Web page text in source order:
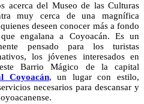
acerca del Museo de las Culturas
muy cerca de una magnífica
deseen conocer más a fondo
engalana a Coyoacán. Es un
pensado para los turistas
los jóvenes interesados en
Barrio Mágico de la capital
Coyoacán, un lugar con estilo,
necesarios para descansar y